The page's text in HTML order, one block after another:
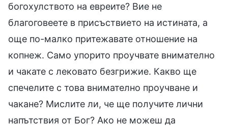
богохулството на евреите? Вие не
благоговеете в присъствието на истината, а
още по-малко притежавате отношение на
копнеж. Само упорито проучвате внимателно
и чакате с лековато безгрижие. Какво ще
спечелите с това внимателно проучване и
чакане? Мислите ли, че ще получите лични
напътствия от Бог? Ако не можеш да